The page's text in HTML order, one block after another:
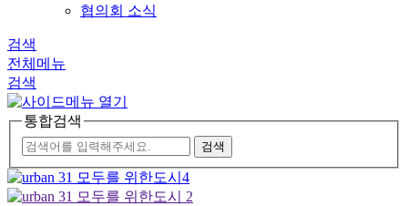
협의회 소식
검색
전체메뉴
검색
통합검색